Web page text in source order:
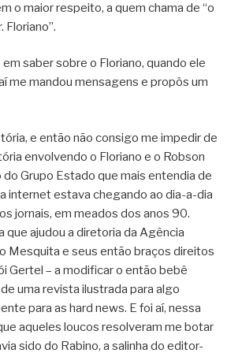
o maior respeito, a quem chama de “o
Floriano”.
saber sobre o Floriano, quando ele
me mandou mensagens e propôs um
e então não consigo me impedir de
envolvendo o Floriano e o Robson
do Grupo Estado que mais entendia de
internet estava chegando ao dia-a-dia
jornais, em meados dos anos 90.
que ajudou a diretoria da Agência
Mesquita e seus então braços direitos
Gertel – a modificar o então bebê
uma revista ilustrada para algo
para as hard news. E foi aí, nessa
aqueles loucos resolveram me botar
sido do Rabino, a salinha do editor-